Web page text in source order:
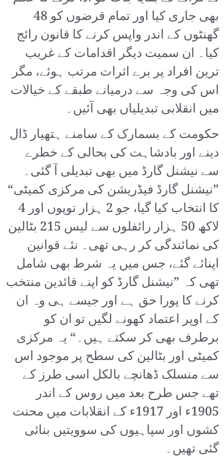
بھی جاری کیا اور تمام قرضوں کو 48
گھنٹوں کے اندر واپس کرنے کا قانون رائج
کیا۔ ان سمیت دیگر اقدامات کے غریب
ترین افراد پر برے اثرات مرتب ہوئے، مگر
اس کی وجہ سے درمیانے طبقے کے خیالات
میں انقلابی تبدیلیاں بھی آئیں۔
حکومت کے بسمارک کے سامنے ہتھیار ڈال
دینے اور بادشاہت کی بحالی کے خطرے
سے نیشنل گارڈ میں بھی تبدیلی آ گئی۔
”نیشنل گارڈ فیڈریشن کی مرکزی کمیٹی“
کا انتخاب کیا گیا، جو 2 ہزار توپوں اور 4
لاکھ 50 ہزار رائفلوں سے لیس 215 بٹالین
کی نمائندگی کر رہی تھی۔ نئے قوانین
اپنائے گئے، جس میں یہ شرط بھی شامل
تھی کہ ”نیشنل گارڈ کو اپنے قائدین منتخب
کرنے کا پورا حق ہے اور جیسے ہی وہ ان
کے اوپر اعتماد کھونے لگیں تو ان کو
برطرف بھی کر سکتے ہیں۔“ یہ مرکزی
کمیٹی اور بٹالین کی سطح پر موجود اس
سے منسلک ڈھانچے بالکل اسی طرز کے
تھے جس طرح بعد میں روس کے اندر
1905ء اور 1917ء کے انقلابات میں محنت
کشوں اور سپاہیوں کی سوویتیں بنائی
گئی تھیں۔